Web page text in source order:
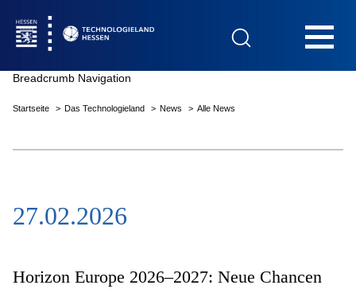
Das Technologieland
Innovationsfelder
Breadcrumb Navigation
Startseite Das Technologieland News Alle News
27.02.2026
Horizon Europe 2026–2027: Neue Chancen